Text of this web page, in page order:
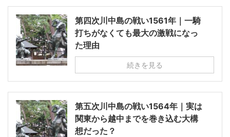
第四次川中島の戦い1561年｜一騎
打ちがなくても最大の激戦になっ
た理由
続きを見る
第五次川中島の戦い1564年｜実は
関東から越中までを巻き込む大構
想だった？